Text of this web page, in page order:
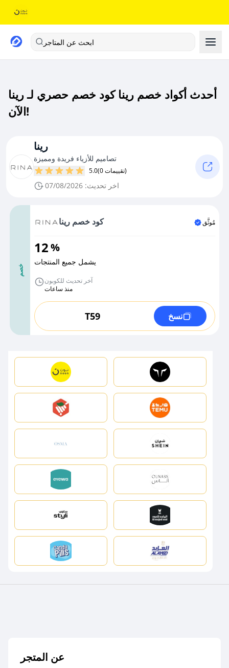
ابحث عن المتاجر
أحدث أكواد خصم رينا كود خصم حصري لـ رينا
الآن!
رينا
تصاميم للأزياء فريدة ومميزة
5.0 (0 تقييمات)
اخر تحديث: 07/08/2026
خصم
كود خصم رينا مُوثَّق
12%
يشمل جميع المنتجات
آخر تحديث للكوبون
منذ ساعات
T59 نسخ
عن المتجر